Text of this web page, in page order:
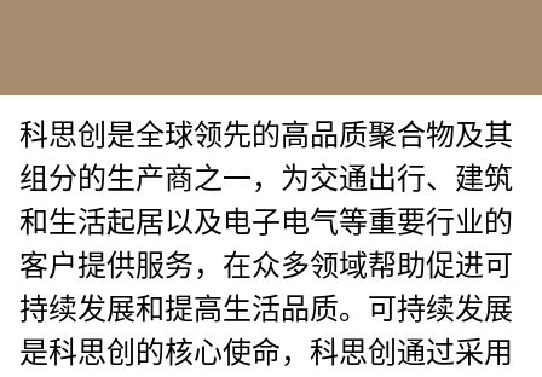
科思创是全球领先的高品质聚合物及其
组分的生产商之一，为交通出行、建筑
和生活起居以及电子电气等重要行业的
客户提供服务，在众多领域帮助促进可
持续发展和提高生活品质。可持续发展
是科思创的核心使命，科思创通过采用